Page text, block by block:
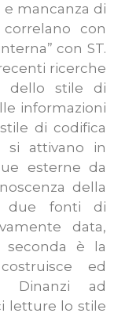
e mancanza di
con
con ST.
ricerche
dello stile di
informazioni
di codifica
si attivano in
esterne da
della
due fonti di
data,
è la
ed
Dinanzi ad
letture lo stile